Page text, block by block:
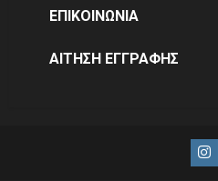
ΕΠΙΚΟΙΝΩΝΙΑ
ΑΙΤΗΣΗ ΕΓΓΡΑΦΗΣ